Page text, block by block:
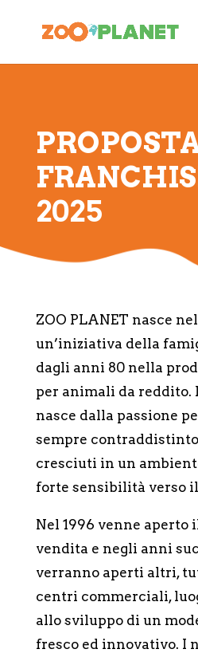
2025
ZOO PLANET nasce
un’iniziativa della
dagli anni 80 nella
per animali da reddito.
nasce dalla passione
sempre
cresciuti in un
forte sensibilità verso
Nel 1996 venne aperto
vendita e negli anni
verranno aperti altri,
centri commerciali,
allo sviluppo di un
fresco ed innovativo. I